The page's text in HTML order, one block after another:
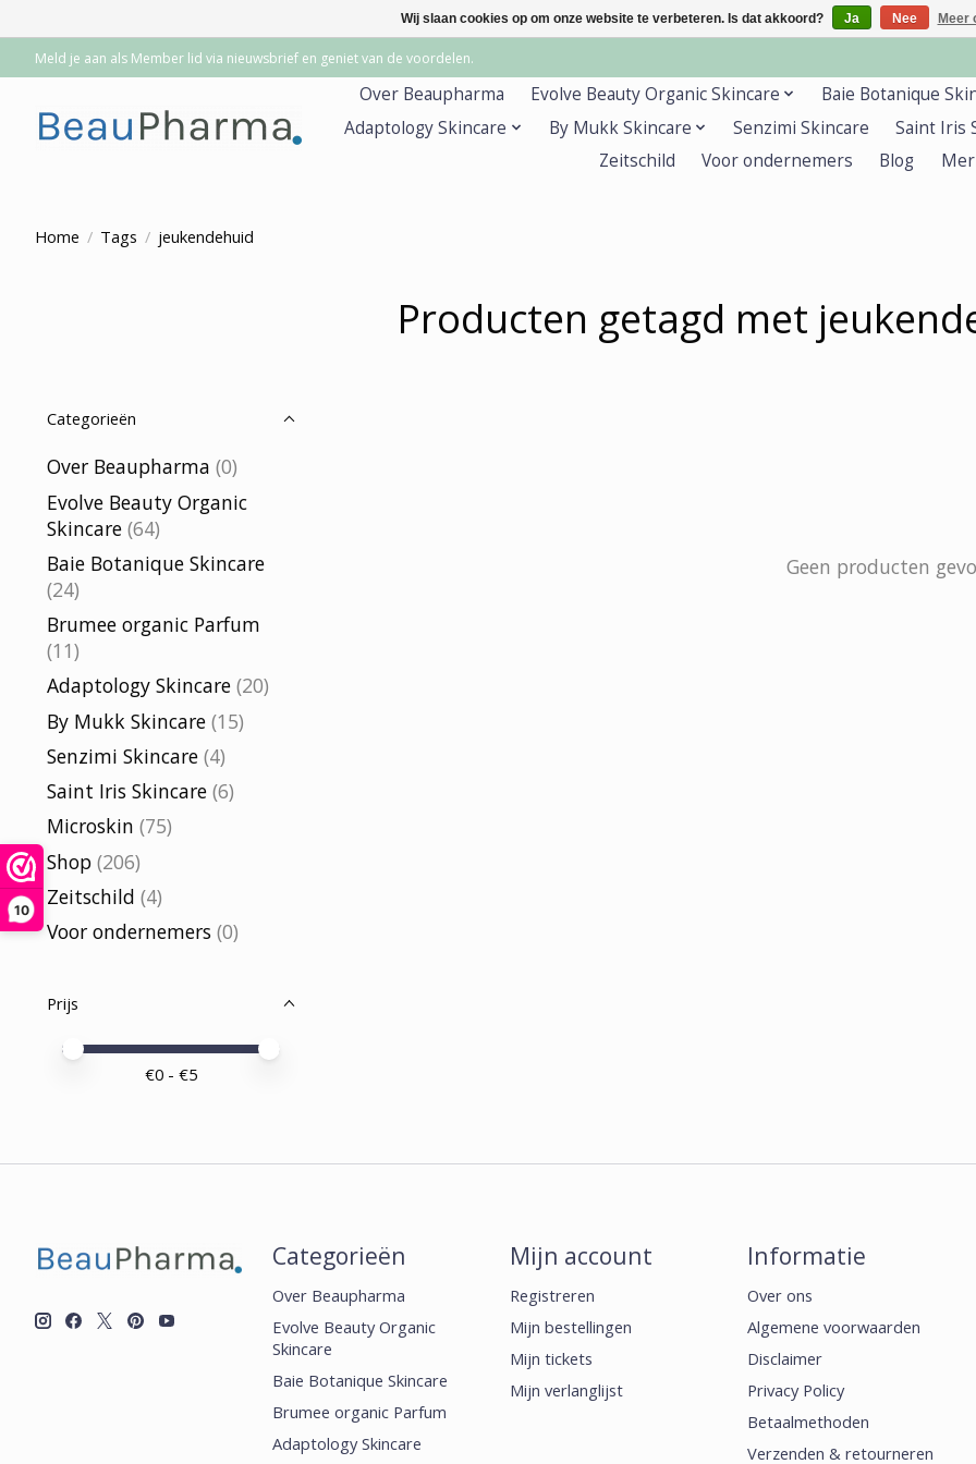
10
Meld je aan als Member lid via nieuwsbrief en geniet van de voordelen.
Over Beaupharma Evolve Beauty Organic Skincare Baie Botanique
Adaptology Skincare
By Mukk Skincare Senzimi Skincare Saint Iris
Zeitschild
Voor ondernemers Blog
Home / Tags / jeukendehuid
Producten getagd met
Categorieën
Over Beaupharma (0)
Evolve Beauty Organic
Skincare (64)
Baie Botanique Skincare
(24)
Brumee organic Parfum
(11)
Adaptology Skincare (20)
By Mukk Skincare (15)
Senzimi Skincare (4)
Saint Iris Skincare (6)
Microskin (75)
Shop (206)
Zeitschild (4)
Voor ondernemers (0)
Prijs
Minimale prijswaarde
Price maximum value
€0 - €5
Geen producten
Categorieën
Over Beaupharma
Evolve Beauty Organic
Skincare
Baie Botanique Skincare
Brumee organic Parfum
Adaptology Skincare
Mijn account
Registreren
Mijn bestellingen
Mijn tickets
Mijn verlanglijst
Informatie
Over ons
Algemene voorwaarden
Disclaimer
Privacy Policy
Betaalmethoden
Verzenden & retourneren
Wij slaan cookies op om onze website te verbeteren. Is dat akkoord? Ja Nee Meer